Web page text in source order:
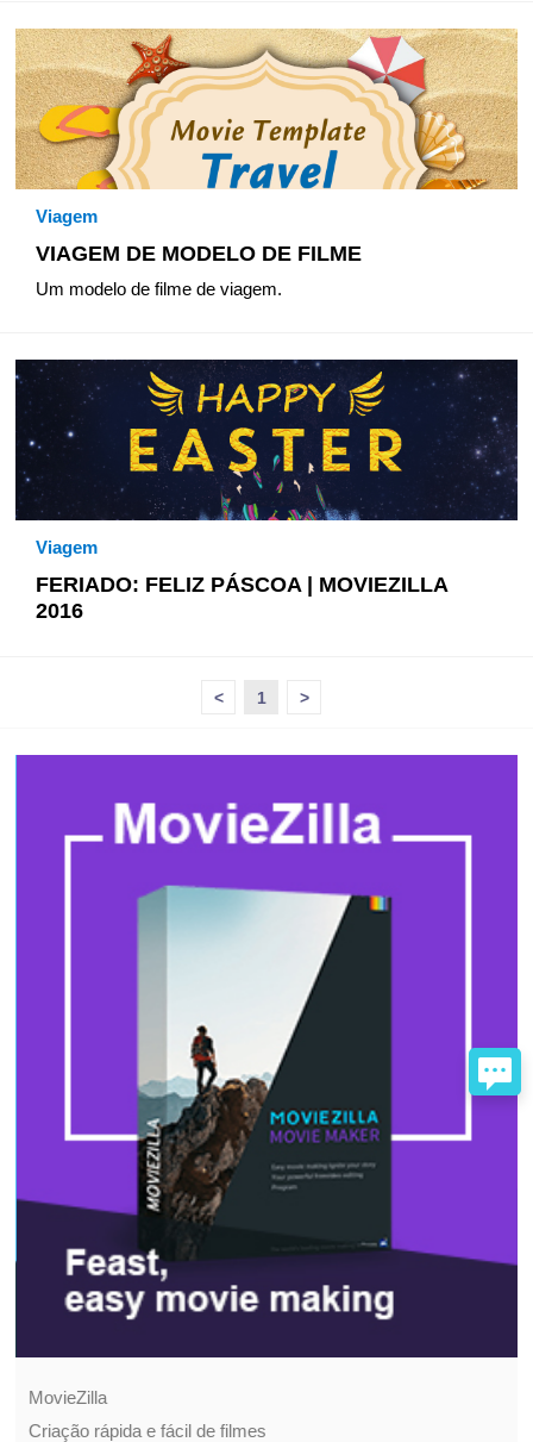
Viagem
VIAGEM DE MODELO DE FILME
Um modelo de filme de viagem.
Viagem
FERIADO: FELIZ PÁSCOA | MOVIEZILLA
2016
< 1 >
MovieZilla
Criação rápida e fácil de filmes